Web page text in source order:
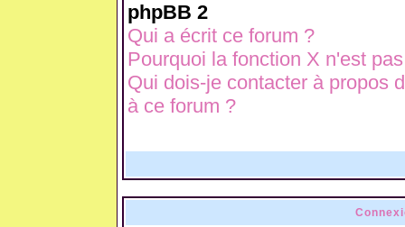
phpBB 2
Qui a écrit ce forum ?
Pourquoi la fonction X n'est
Qui dois-je contacter à propos
à ce forum ?